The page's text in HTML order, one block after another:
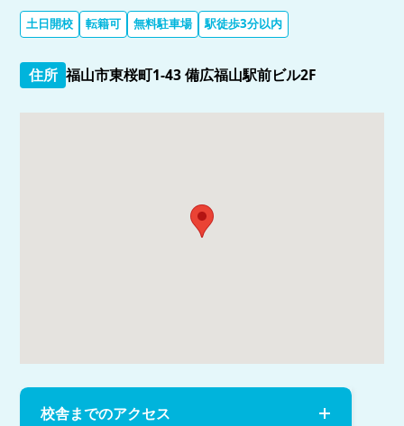
土日開校 転籍可 無料駐車場 駅徒歩3分以内
住所 福山市東桜町1-43 備広福山駅前ビル2F
校舎までのアクセス